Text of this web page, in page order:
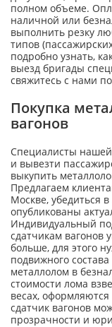
полном объеме.
наличной или
выполнить резку
типов
подробно узнать,
выезд бригады
свяжитесь с нами
Покупка
вагонов
Специалисты
и вывезти
выкупить
Предлагаем
Москве, убедиться
опубликованы
Индивидуальный
сдатчикам вагонов
больше, для этого
подвижного
металлолом в
стоимости лома
весах,
сдатчик вагонов
прозрачности и